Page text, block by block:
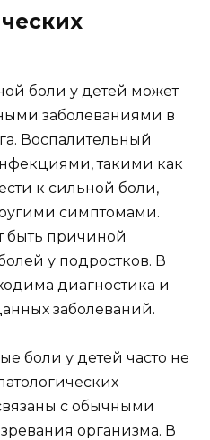
боли у детей может
заболеваниями в
Воспалительный
такими как
к сильной боли,
симптомами.
быть причиной
у подростков. В
диагностика и
заболеваний.
боли у детей часто не
с обычными
организма. В